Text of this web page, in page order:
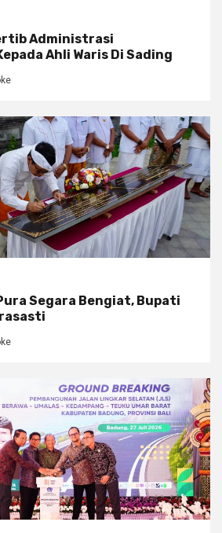
Administrasi
Ahli Waris Di Sading
Segara Bengiat, Bupati